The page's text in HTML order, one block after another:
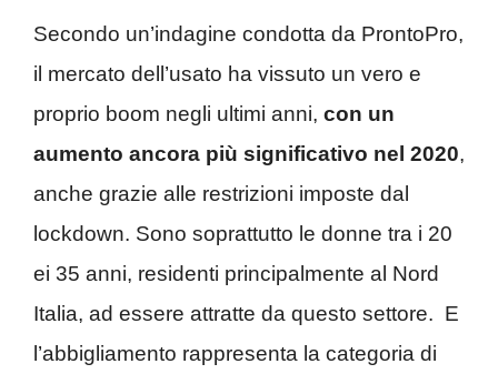
Secondo un’indagine condotta da ProntoPro,
il mercato dell’usato ha vissuto un vero e
proprio boom negli ultimi anni, con un
aumento ancora più significativo nel 2020,
anche grazie alle restrizioni imposte dal
lockdown. Sono soprattutto le donne tra i 20
ei 35 anni, residenti principalmente al Nord
Italia, ad essere attratte da questo settore. E
l’abbigliamento rappresenta la categoria di